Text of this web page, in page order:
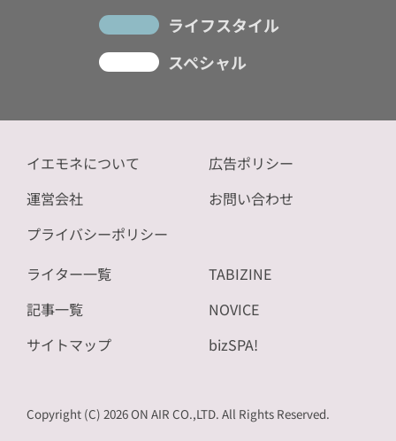
ライフスタイル
スペシャル
イエモネについて
運営会社
プライバシーポリシー
広告ポリシー
お問い合わせ
ライター一覧
記事一覧
サイトマップ
TABIZINE
NOVICE
bizSPA!
Copyright (C) 2026 ON AIR CO.,LTD. All Rights Reserved.